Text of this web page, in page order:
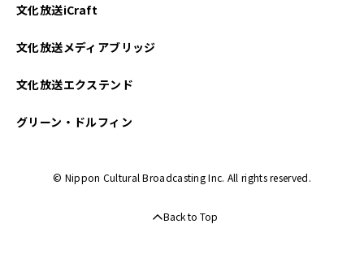
文化放送iCraft
文化放送メディアブリッジ
文化放送エクステンド
グリーン・ドルフィン
© Nippon Cultural Broadcasting Inc. All rights reserved.
Back to Top